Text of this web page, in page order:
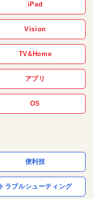
iPad
Vision
TV&Home
アプリ
OS
便利技
トラブルシューティング